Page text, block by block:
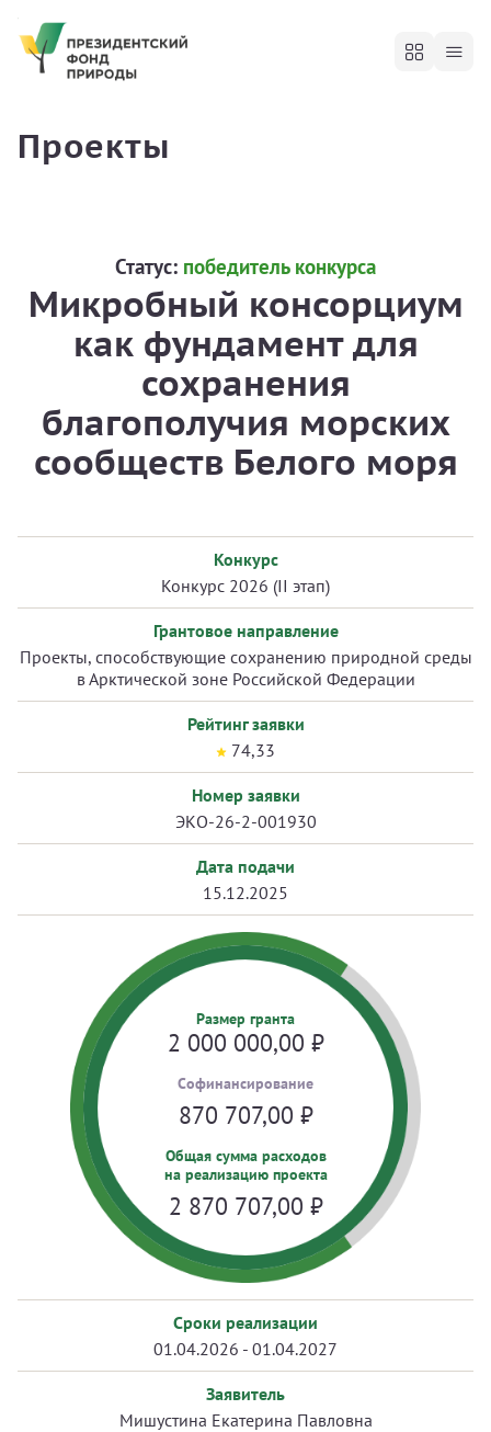
Проекты
Статус: победитель конкурса
Микробный консорциум
как фундамент для
сохранения
благополучия морских
сообществ Белого моря
Конкурс
Конкурс 2026 (II этап)
Грантовое направление
Проекты, способствующие сохранению природной среды
в Арктической зоне Российской Федерации
Рейтинг заявки
74,33
Номер заявки
ЭКО-26-2-001930
Дата подачи
15.12.2025
Размер гранта
2 000 000,00 ₽
Cофинансирование
870 707,00 ₽
Общая сумма расходов
на реализацию проекта
2 870 707,00 ₽
Сроки реализации
01.04.2026 - 01.04.2027
Заявитель
Мишустина Екатерина Павловна